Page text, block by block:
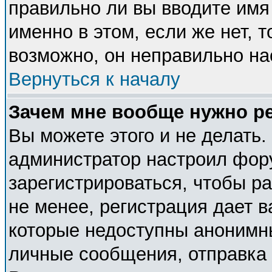
правильно ли вы вводите
именно в этом, если же нет,
возможно, он неправильно
Вернуться к началу
Зачем мне вообще нужно
Вы можете этого и не делать.
администратор настроил
зарегистрироваться, чтобы
не менее, регистрация дает
которые недоступны
личные сообщения, отправка